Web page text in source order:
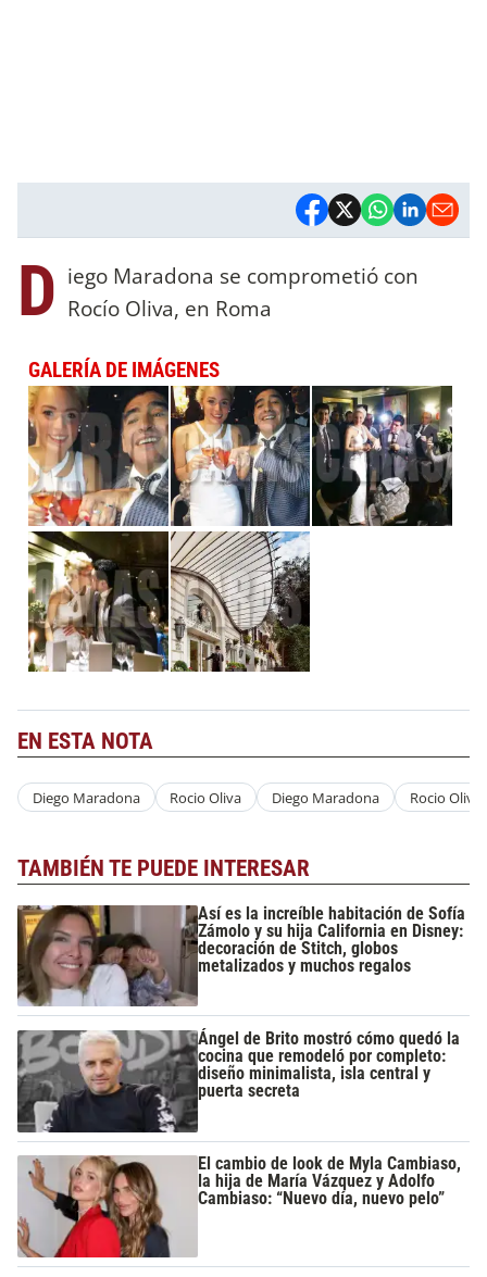
D iego Maradona se comprometió con
Rocío Oliva, en Roma
GALERÍA DE IMÁGENES
EN ESTA NOTA
Diego Maradona Rocio Oliva Diego Maradona Rocio Oliva
TAMBIÉN TE PUEDE INTERESAR
Así es la increíble habitación de Sofía
Zámolo y su hija California en Disney:
decoración de Stitch, globos
metalizados y muchos regalos
Ángel de Brito mostró cómo quedó la
cocina que remodeló por completo:
diseño minimalista, isla central y
puerta secreta
El cambio de look de Myla Cambiaso,
la hija de María Vázquez y Adolfo
Cambiaso: “Nuevo día, nuevo pelo”